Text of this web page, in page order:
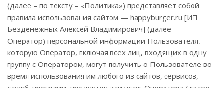
(далее – по тексту – «Политика») представляет собой
правила использования сайтом — happyburger.ru [ИП
Безденежных Алексей Владимирович] (далее –
Оператор) персональной информации Пользователя,
которую Оператор, включая всех лиц, входящих в одну
группу с Оператором, могут получить о Пользователе во
время использования им любого из сайтов, сервисов,